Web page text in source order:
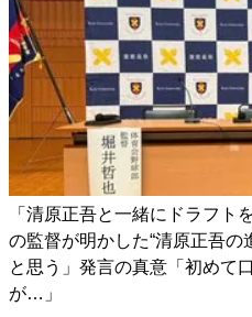
「清原正吾と一緒にドラフト
の監督が明かした“清原正吾の
と思う」発言の真意「初めて
が…」